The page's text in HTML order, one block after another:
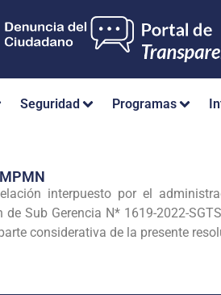
Seguridad Programas
interpuesto por el
Sub Gerencia N* 1619-2022-
considerativa de la presente